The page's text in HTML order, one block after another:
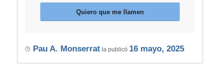
Quiero que me llamen
Pau A. Monserratla publicó 16 mayo, 2025